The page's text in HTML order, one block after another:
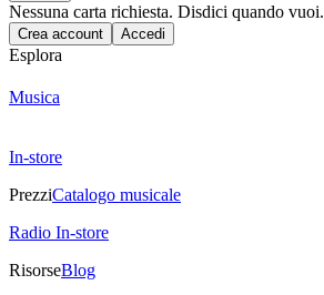
Nessuna carta richiesta. Disdici quando vuoi.
Crea account Accedi
Esplora
Musica
In-store
PrezziCatalogo musicale
Radio In-store
RisorseBlog